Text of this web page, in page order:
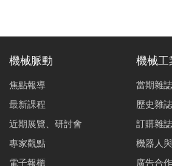
機械脈動
焦點報導
最新課程
近期展覽、研討會
專家觀點
電子報櫃
機械工
當期雜誌
歷史雜誌
訂購雜誌
機器人
廣告合